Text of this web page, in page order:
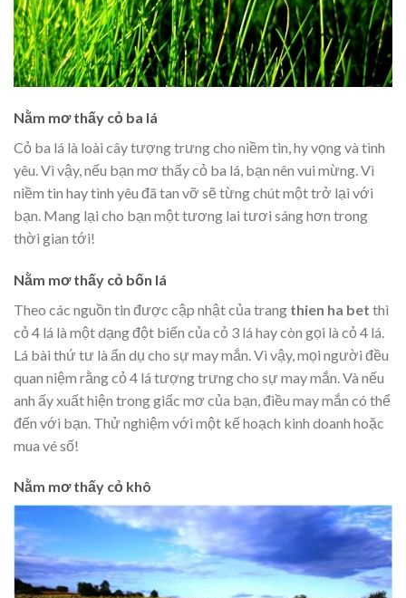
Nằm mơ thấy cỏ ba lá
Cỏ ba lá là loài cây tượng trưng cho niềm tin, hy vọng và tình
yêu. Vì vậy, nếu bạn mơ thấy cỏ ba lá, bạn nên vui mừng. Vì
niềm tin hay tình yêu đã tan vỡ sẽ từng chút một trở lại với
bạn. Mang lại cho bạn một tương lai tươi sáng hơn trong
thời gian tới!
Nằm mơ thấy cỏ bốn lá
Theo các nguồn tin được cập nhật của trang thien ha bet thì
cỏ 4 lá là một dạng đột biến của cỏ 3 lá hay còn gọi là cỏ 4 lá.
Lá bài thứ tư là ẩn dụ cho sự may mắn. Vì vậy, mọi người đều
quan niệm rằng cỏ 4 lá tượng trưng cho sự may mắn. Và nếu
anh ấy xuất hiện trong giấc mơ của bạn, điều may mắn có thể
đến với bạn. Thử nghiệm với một kế hoạch kinh doanh hoặc
mua vé số!
Nằm mơ thấy cỏ khô